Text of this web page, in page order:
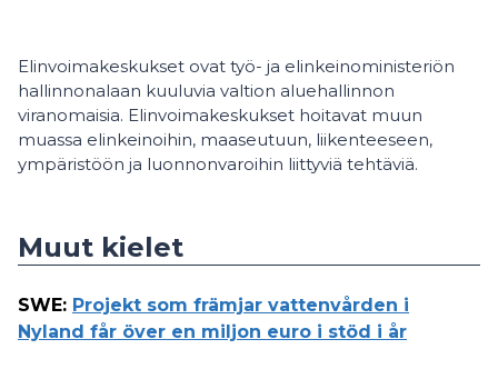
Elinvoimakeskukset ovat työ- ja elinkeinoministeriön
hallinnonalaan kuuluvia valtion aluehallinnon
viranomaisia. Elinvoimakeskukset hoitavat muun
muassa elinkeinoihin, maaseutuun, liikenteeseen,
ympäristöön ja luonnonvaroihin liittyviä tehtäviä.
Muut kielet
SWE: Projekt som främjar vattenvården i
Nyland får över en miljon euro i stöd i år